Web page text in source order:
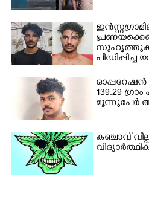
ഓപ്പറേഷൻ
139.29
മൂന്നുപേർ
കഞ്ചാവ്